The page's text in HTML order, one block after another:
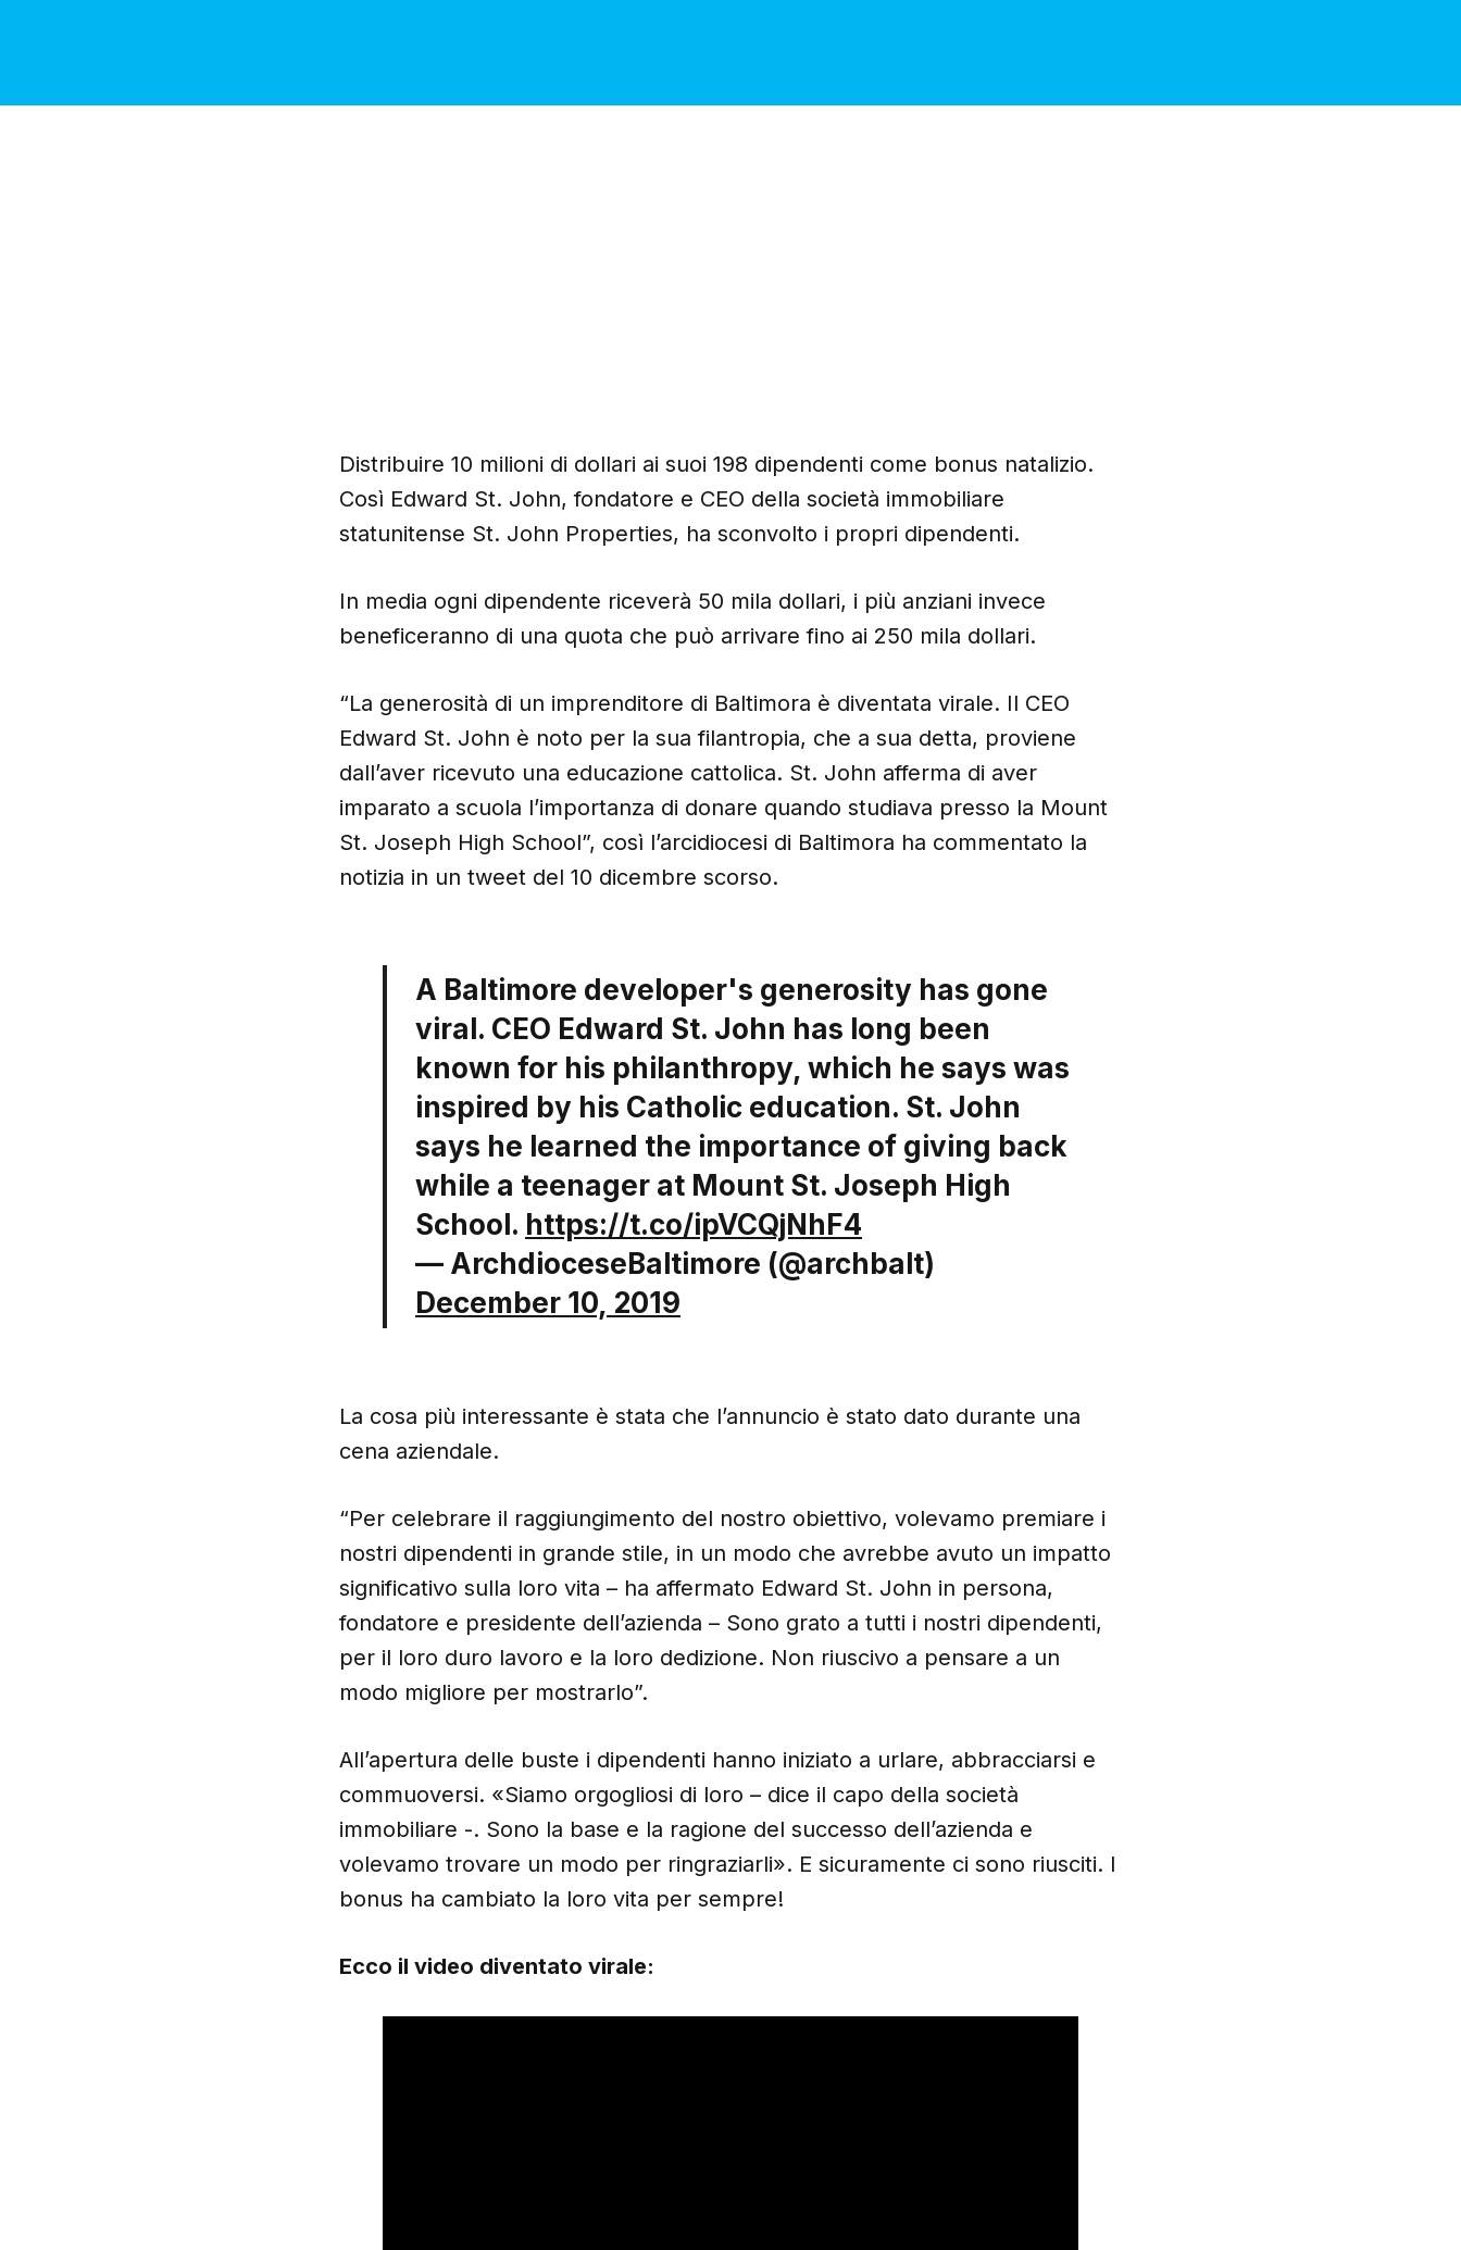
Distribuire 10 milioni di dollari ai suoi 198 dipendenti come bonus natalizio.
Così Edward St. John, fondatore e CEO della società immobiliare
statunitense St. John Properties, ha sconvolto i propri dipendenti.
In media ogni dipendente riceverà 50 mila dollari, i più anziani invece
beneficeranno di una quota che può arrivare fino ai 250 mila dollari.
“La generosità di un imprenditore di Baltimora è diventata virale. Il CEO
Edward St. John è noto per la sua filantropia, che a sua detta, proviene
dall’aver ricevuto una educazione cattolica. St. John afferma di aver
imparato a scuola l’importanza di donare quando studiava presso la Mount
St. Joseph High School”, così l’arcidiocesi di Baltimora ha commentato la
notizia in un tweet del 10 dicembre scorso.
A Baltimore developer's generosity has gone
viral. CEO Edward St. John has long been
known for his philanthropy, which he says was
inspired by his Catholic education. St. John
says he learned the importance of giving back
while a teenager at Mount St. Joseph High
School. https://t.co/ipVCQjNhF4
— ArchdioceseBaltimore (@archbalt)
December 10, 2019
La cosa più interessante è stata che l’annuncio è stato dato durante una
cena aziendale.
“Per celebrare il raggiungimento del nostro obiettivo, volevamo premiare i
nostri dipendenti in grande stile, in un modo che avrebbe avuto un impatto
significativo sulla loro vita – ha affermato Edward St. John in persona,
fondatore e presidente dell’azienda – Sono grato a tutti i nostri dipendenti,
per il loro duro lavoro e la loro dedizione. Non riuscivo a pensare a un
modo migliore per mostrarlo”.
All’apertura delle buste i dipendenti hanno iniziato a urlare, abbracciarsi e
commuoversi. «Siamo orgogliosi di loro – dice il capo della società
immobiliare -. Sono la base e la ragione del successo dell’azienda e
volevamo trovare un modo per ringraziarli». E sicuramente ci sono riusciti. I
bonus ha cambiato la loro vita per sempre!
Ecco il video diventato virale: